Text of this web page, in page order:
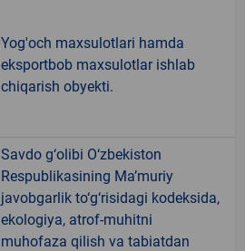
Yog'och maxsulotlari hamda
eksportbob maxsulotlar ishlab
chiqarish obyekti.
Savdo g‘olibi O‘zbekiston
Respublikasining Ma’muriy
javobgarlik to‘g‘risidagi kodeksida,
ekologiya, atrof-muhitni
muhofaza qilish va tabiatdan